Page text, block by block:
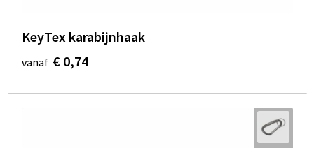
KeyTex karabijnhaak
vanaf € 0,74